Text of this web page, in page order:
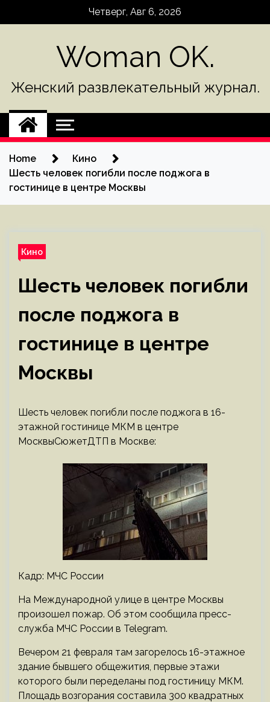
Четверг, Авг 6, 2026
Woman OK.
Женский развлекательный журнал.
Home
Кино
Шесть человек погибли после поджога в
гостинице в центре Москвы
Кино
Шесть человек погибли
после поджога в
гостинице в центре
Москвы
Шесть человек погибли после поджога в 16-
этажной гостинице МКМ в центре
МосквыСюжетДТП в Москве:
Кадр: МЧС России
На Международной улице в центре Москвы
произошел пожар. Об этом сообщила пресс-
служба МЧС России в Telegram.
Вечером 21 февраля там загорелось 16-этажное
здание бывшего общежития, первые этажи
которого были переделаны под гостиницу МКМ.
Площадь возгорания составила 300 квадратных